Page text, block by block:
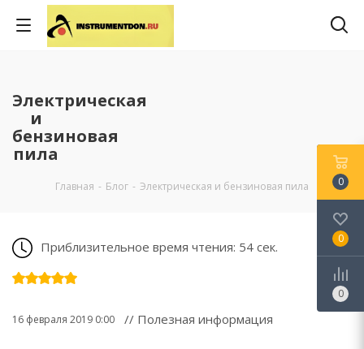
Электрическая
и
бензиновая
пила
Главная - Блог - Электрическая и бензиновая пила
Приблизительное время чтения: 54 сек.
16 февраля 2019 0:00 // Полезная информация
0
0
0